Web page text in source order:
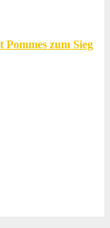
zum Sieg